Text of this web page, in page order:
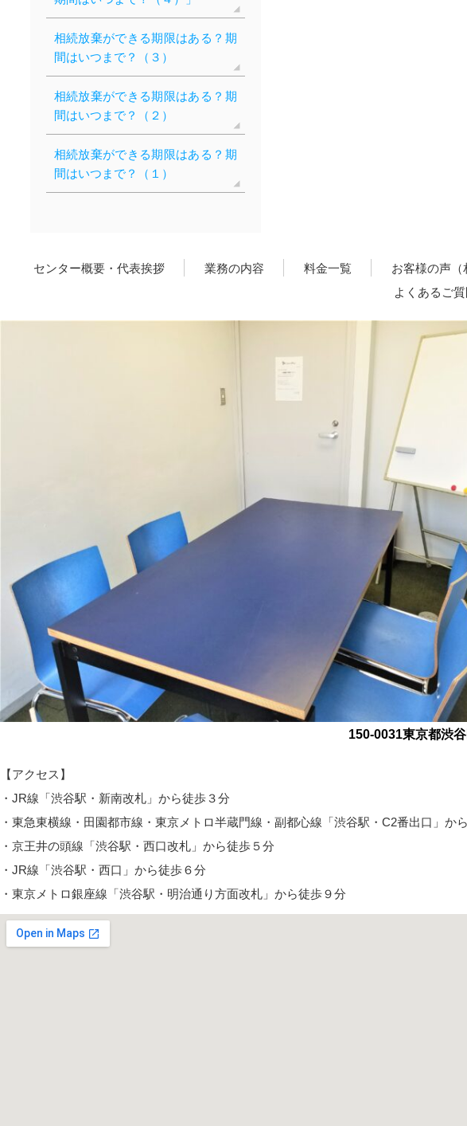
相続放棄ができる期限はある？期
間はいつまで？（３）
相続放棄ができる期限はある？期
間はいつまで？（２）
相続放棄ができる期限はある？期
間はいつまで？（１）
センター概要・代表挨拶 業務の内容 料金一覧 お客様の声（
よくあるご質
150-0031東京都渋
【アクセス】
・JR線「渋谷駅・新南改札」から徒歩３分
・東急東横線・田園都市線・東京メトロ半蔵門線・副都心線「渋谷駅・C2番出口」か
・京王井の頭線「渋谷駅・西口改札」から徒歩５分
・JR線「渋谷駅・西口」から徒歩６分
・東京メトロ銀座線「渋谷駅・明治通り方面改札」から徒歩９分